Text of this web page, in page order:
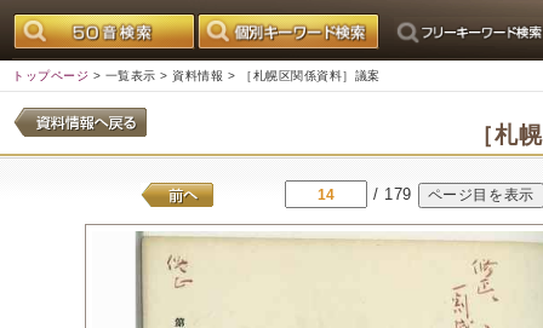
トップページ > 一覧表示 > 資料情報 > ［札幌区関係資料］議案
［札
/ 179